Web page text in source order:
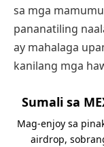
sa mga
pananatiling
ay mahalaga
kanilang mga
Sumali sa
Mag-enjoy sa
airdrop,